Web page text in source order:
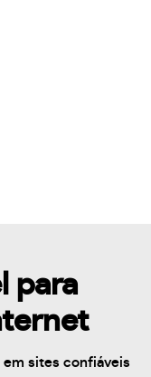
para
em sites confiáveis